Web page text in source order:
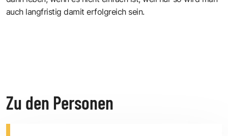
auch langfristig damit erfolgreich sein.
Zu den Personen